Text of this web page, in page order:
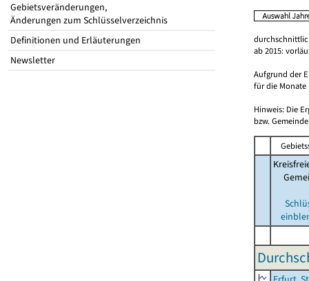
Gebietsveränderungen,
Änderungen zum Schlüsselverzeichnis
Definitionen und Erläuterungen
Newsletter
ab 2015:
Aufgrund der
für die Monate
Hinweis: Die
bzw.